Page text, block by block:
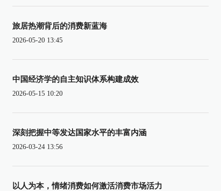
旅居热潮背后的消费新蓝海
2026-05-20 13:45
中国经济学的自主知识体系构建成效
2026-05-15 10:20
深刻把握中等发达国家水平的丰富内涵
2026-03-24 13:56
以人为本，情绪消费如何激活消费市场活力